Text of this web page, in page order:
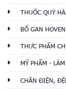
THUỐC QUÝ
BỔ GAN
THỰC PHẨM
MỸ PHẨM -
CHĂN ĐIỆN,